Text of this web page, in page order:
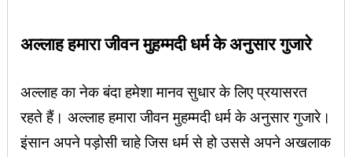
अल्लाह हमारा जीवन मुहम्मदी धर्म के अनुसार गुजारे
अल्लाह का नेक बंदा हमेशा मानव सुधार के लिए प्रयासरत
रहते हैं। अल्लाह हमारा जीवन मुहम्मदी धर्म के अनुसार गुजारे।
इंसान अपने पड़ोसी चाहे जिस धर्म से हो उससे अपने अखलाक